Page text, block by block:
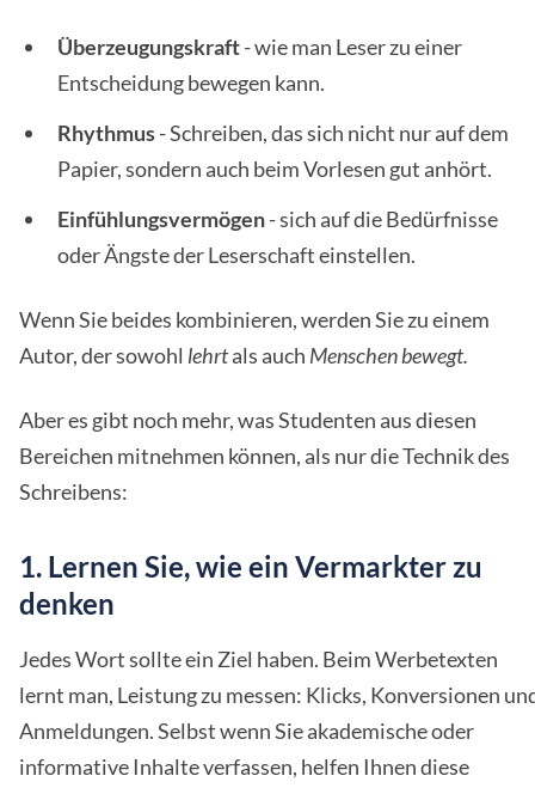
Überzeugungskraft- wie man Leser zu einer
Entscheidung bewegen kann.
Rhythmus- Schreiben, das sich nicht nur auf dem
Papier, sondern auch beim Vorlesen gut anhört.
Einfühlungsvermögen- sich auf die Bedürfnisse
oder Ängste der Leserschaft einstellen.
Wenn Sie beides kombinieren, werden Sie zu einem
Autor, der sowohl lehrtals auch Menschen bewegt.
Aber es gibt noch mehr, was Studenten aus diesen
Bereichen mitnehmen können, als nur die Technik des
Schreibens:
1. Lernen Sie, wie ein Vermarkter zu
denken
Jedes Wort sollte ein Ziel haben. Beim Werbetexten
lernt man, Leistung zu messen: Klicks, Konversionen
Anmeldungen. Selbst wenn Sie akademische oder
informative Inhalte verfassen, helfen Ihnen diese